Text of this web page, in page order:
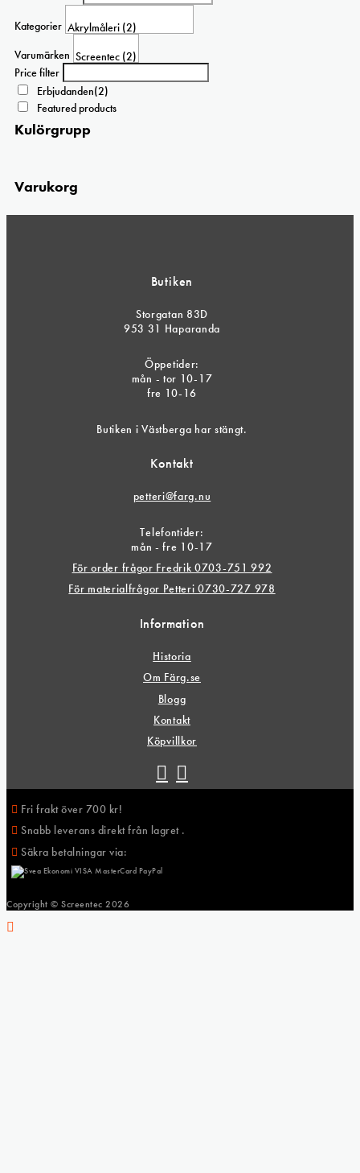
Kategorier
Varumärken
Price filter
Erbjudanden(2)
Featured products
Kulörgrupp
Varukorg
Butiken
Storgatan 83D
953 31 Haparanda
Öppetider:
mån - tor 10-17
fre 10-16
Butiken i Västberga har stängt.
Kontakt
petteri@farg.nu
Telefontider:
mån - fre 10-17
För order frågor Fredrik 0703-751 992
För materialfrågor Petteri 0730-727 978
Information
Historia
Om Färg.se
Blogg
Kontakt
Köpvillkor
Fri frakt över 700 kr!
Snabb leverans direkt från lagret .
Säkra betalningar via:
Copyright © Screentec 2026